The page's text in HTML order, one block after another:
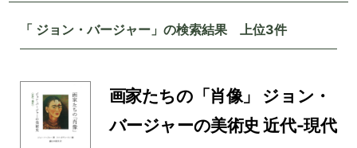
「 ジョン・バージャー」の検索結果 上位3件
画家たちの「肖像」 ジョン・
バージャーの美術史 近代-現代